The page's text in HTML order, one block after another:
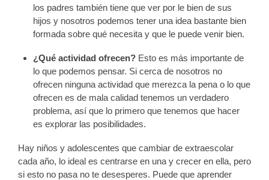
los padres también tiene que ver por le bien de sus
hijos y nosotros podemos tener una idea bastante bien
formada sobre qué necesita y que le puede venir bien.
¿Qué actividad ofrecen? Esto es más importante de
lo que podemos pensar. Si cerca de nosotros no
ofrecen ninguna actividad que merezca la pena o lo que
ofrecen es de mala calidad tenemos un verdadero
problema, así que lo primero que tenemos que hacer
es explorar las posibilidades.
Hay niños y adolescentes que cambiar de extraescolar
cada año, lo ideal es centrarse en una y crecer en ella, pero
si esto no pasa no te desesperes. Puede que aprender